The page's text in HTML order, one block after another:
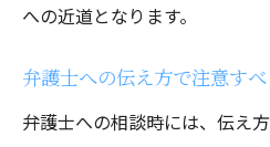
への近道となります。
弁護士への伝え方で注意す
弁護士への相談時には、伝え